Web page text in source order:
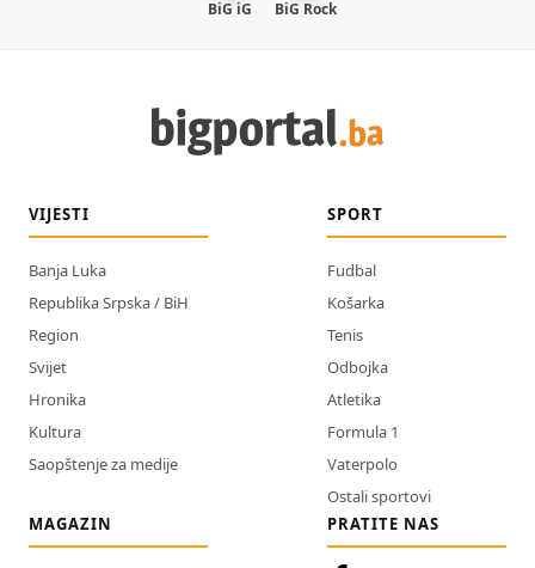
BiG iG BiG Rock
VIJESTI
Banja Luka
Republika Srpska / BiH
Region
Svijet
Hronika
Kultura
Saopštenje za medije
SPORT
Fudbal
Košarka
Tenis
Odbojka
Atletika
Formula 1
Vaterpolo
Ostali sportovi
MAGAZIN
PRATITE NAS